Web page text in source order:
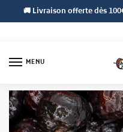
🚚 Livraison offerte dès
MENU